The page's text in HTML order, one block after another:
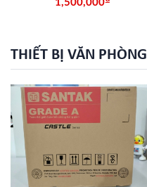
1,500,000
THIẾT BỊ VĂN PHÒNG